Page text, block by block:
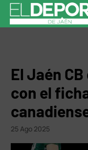
El Jaén
con el
25 Ago 2025